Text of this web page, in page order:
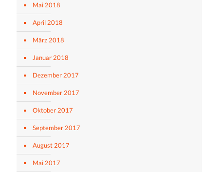
Mai 2018
April 2018
März 2018
Januar 2018
Dezember 2017
November 2017
Oktober 2017
September 2017
August 2017
Mai 2017